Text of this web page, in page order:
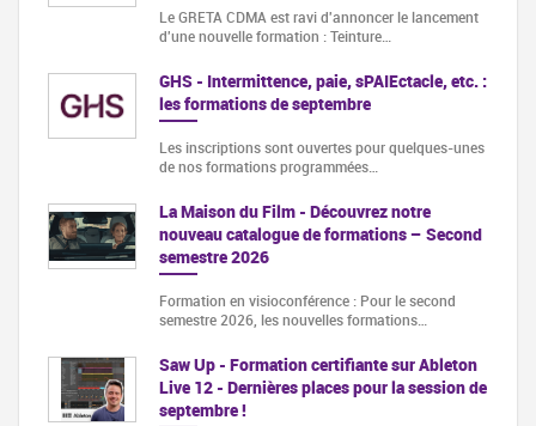
Le GRETA CDMA est ravi d'annoncer le lancement
d'une nouvelle formation : Teinture…
GHS - Intermittence, paie, sPAIEctacle, etc. :
les formations de septembre
Les inscriptions sont ouvertes pour quelques-unes
de nos formations programmées…
La Maison du Film - Découvrez notre
nouveau catalogue de formations – Second
semestre 2026
Formation en visioconférence : Pour le second
semestre 2026, les nouvelles formations…
Saw Up - Formation certifiante sur Ableton
Live 12 - Dernières places pour la session de
septembre !